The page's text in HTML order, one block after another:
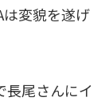
は変貌を遂げ
長尾さんにイ